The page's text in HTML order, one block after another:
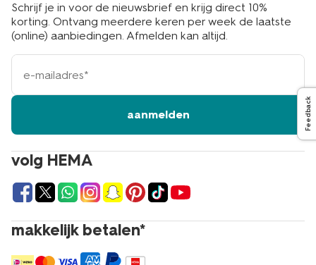
volg HEMA
makkelijk betalen*
Schrijf je in voor de nieuwsbrief en krijg direct 10%
korting. Ontvang meerdere keren per week de laatste
(online) aanbiedingen. Afmelden kan altijd.
e-
mailadres
aanmelden Feedback